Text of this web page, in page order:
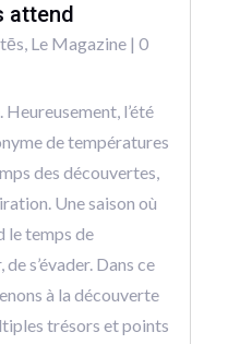
attend
, Le Magazine| 0
l’été
de températures
des découvertes,
Une saison où
le temps de
s’évader. Dans ce
à la découverte
trésors et points